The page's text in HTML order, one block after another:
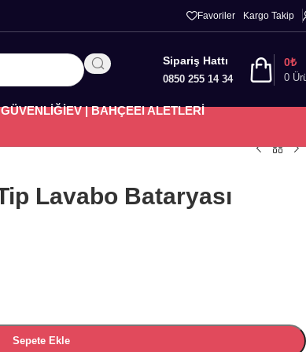
Favoriler Kargo Takip
Sipariş Hattı
0850 255 14 34 0
0₺
EV | BAHÇEEl ALETLERİ
Lavabo Bataryası
Sepete Ekle